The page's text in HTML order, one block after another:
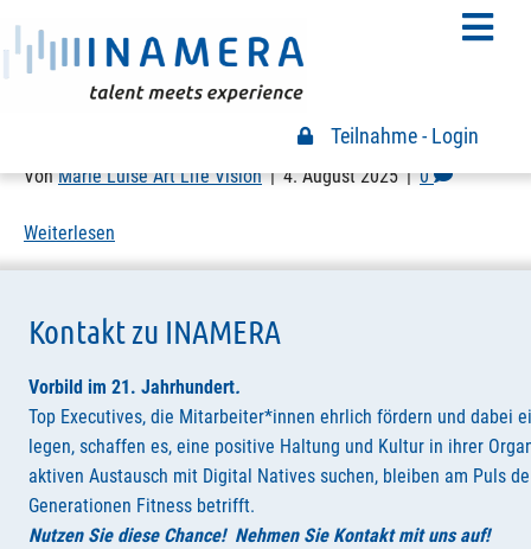
Teilnahme Login
Teilnahme - Login
Archiv für August 2025
Inamera as Speaker – Marketing X – 2025
VonMarie Luise Art Life Vision|4. August 2025|0
Weiterlesen
Kontakt zu INAMERA
Vorbild im 21. Jahrhundert.
Top Executives, die Mitarbeiter*innen ehrlich fördern und dabei
legen, schaffen es, eine positive Haltung und Kultur in ihrer
aktiven Austausch mit Digital Natives suchen, bleiben am Puls
Generationen Fitness betrifft.
Nutzen Sie diese Chance! Nehmen Sie Kontakt mit uns auf!